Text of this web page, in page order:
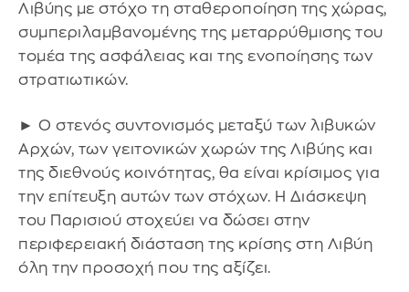
Λιβύης με στόχο τη σταθεροποίηση της χώρας,
συμπεριλαμβανομένης της μεταρρύθμισης του
τομέα της ασφάλειας και της ενοποίησης των
στρατιωτικών.
► Ο στενός συντονισμός μεταξύ των λιβυκών
Αρχών, των γειτονικών χωρών της Λιβύης και
της διεθνούς κοινότητας, θα είναι κρίσιμος για
την επίτευξη αυτών των στόχων. Η Διάσκεψη
του Παρισιού στοχεύει να δώσει στην
περιφερειακή διάσταση της κρίσης στη Λιβύη
όλη την προσοχή που της αξίζει.